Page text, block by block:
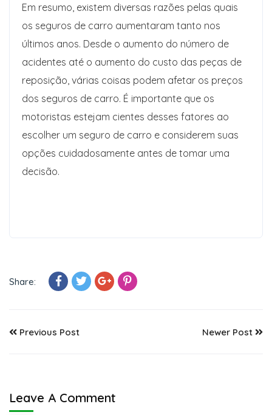
Em resumo, existem diversas razões pelas quais
os seguros de carro aumentaram tanto nos
últimos anos. Desde o aumento do número de
acidentes até o aumento do custo das peças de
reposição, várias coisas podem afetar os preços
dos seguros de carro. É importante que os
motoristas estejam cientes desses fatores ao
escolher um seguro de carro e considerem suas
opções cuidadosamente antes de tomar uma
decisão.
Share:
Previous Post Newer Post
Leave A Comment